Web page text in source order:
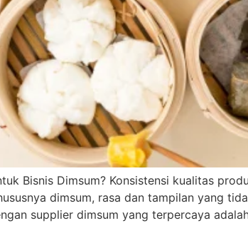
Bisnis Dimsum? Konsistensi kualitas
dimsum, rasa dan tampilan yang
supplier dimsum yang terpercaya